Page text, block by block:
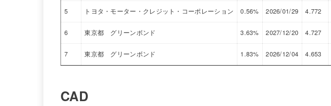
5 トヨタ・モーター・クレジット・コーポレーション 0.56% 2026/01/29 4.772
6 東京都 グリーンボンド 3.63% 2027/12/20 4.727
7 東京都 グリーンボンド 1.83% 2026/12/04 4.653
CAD